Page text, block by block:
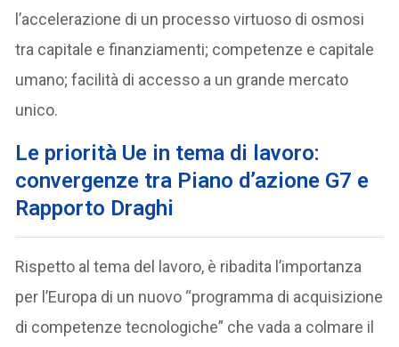
l’accelerazione di un processo virtuoso di osmosi
tra capitale e finanziamenti; competenze e capitale
umano; facilità di accesso a un grande mercato
unico.
Le priorità Ue in tema di lavoro:
convergenze tra Piano d’azione G7 e
Rapporto Draghi
Rispetto al tema del lavoro, è ribadita l’importanza
per l’Europa di un nuovo “programma di acquisizione
di competenze tecnologiche” che vada a colmare il